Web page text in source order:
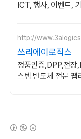
ICT, 행사, 이벤트,
http://
쓰리에이로직스
정품인증,DPP,전장
스템 반도체 전문 팹